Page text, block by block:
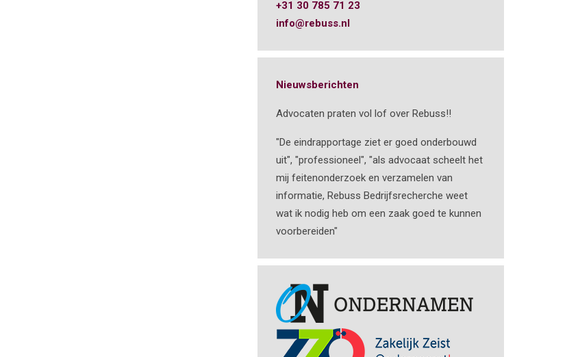
+31 30 785 71 23
info@rebuss.nl
Nieuwsberichten
Advocaten praten vol lof over Rebuss!!
"De eindrapportage ziet er goed onderbouwd
uit", "professioneel", "als advocaat scheelt het
mij feitenonderzoek en verzamelen van
informatie, Rebuss Bedrijfsrecherche weet
wat ik nodig heb om een zaak goed te kunnen
voorbereiden"